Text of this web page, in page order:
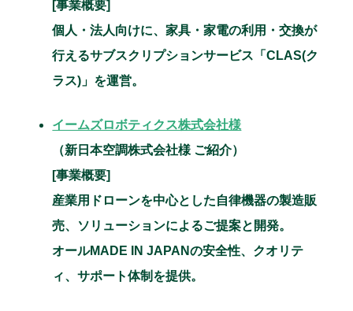
[事業概要]
個人・法人向けに、家具・家電の利用・交換が
行えるサブスクリプションサービス「CLAS(ク
ラス)」を運営。
イームズロボティクス株式会社様
（新日本空調株式会社様 ご紹介）
[事業概要]
産業用ドローンを中心とした自律機器の製造販
売、ソリューションによるご提案と開発。
オールMADE IN JAPANの安全性、クオリテ
ィ、サポート体制を提供。